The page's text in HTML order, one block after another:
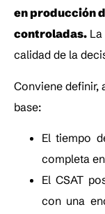
en producción
controladas.
calidad de la
Conviene definir,
base:
El tiempo
completa
El CSAT
con una